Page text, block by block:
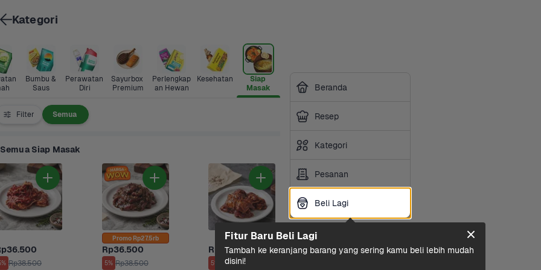
Bumbu &
Saus
Perawatan
Diri
Sayurbox
Premium
Perlengkap
an Hewan
Kesehatan
Siap
Masak
Filter Semua
Semua Siap Masak
Rp38.500
Promo Rp27.5rb
Rp36.500
5% Rp38.500
Rp36.500
5%
Rp38.500
Beranda
Resep
Kategori
Pesanan
Beli Lagi
Kategori
Beli Lagi
Fitur Baru Beli Lagi
Tambah ke keranjang barang yang sering kamu beli lebih mudah
disini!